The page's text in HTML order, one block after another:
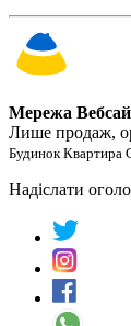
Мережа
Лише продаж,
Будинок Квартира
Надіслати